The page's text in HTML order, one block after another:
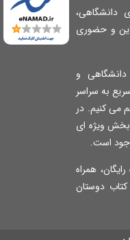
حضوری
و
سراسر
در
ویژه ای
است.
همراه
دوستان